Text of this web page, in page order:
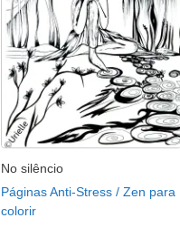
No silêncio
Páginas Anti-Stress / Zen para
colorir